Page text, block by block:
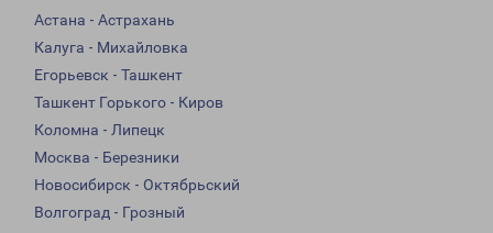
Астана - Астрахань
Калуга - Михайловка
Егорьевск - Ташкент
Ташкент Горького - Киров
Коломна - Липецк
Москва - Березники
Новосибирск - Октябрьский
Волгоград - Грозный